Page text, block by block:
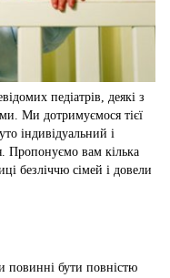
педіатрів, деякі з
Ми дотримуємося тієї
індивідуальний і
Пропонуємо вам кілька
безліччю сімей і довели
повинні бути повністю